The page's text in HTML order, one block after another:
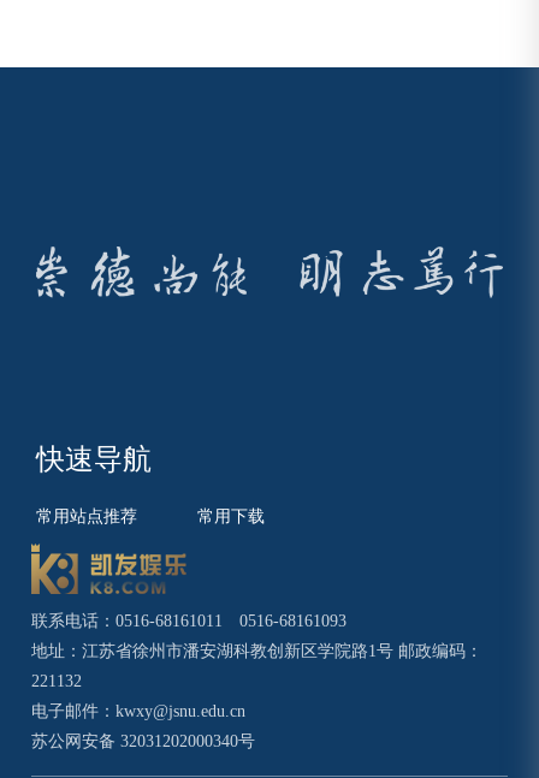
快速导航
常用站点推荐 常用下载
联系电话：0516-68161011 0516-68161093
地址：江苏省徐州市潘安湖科教创新区学院路1号 邮政编码：
221132
电子邮件：kwxy@jsnu.edu.cn
苏公网安备 32031202000340号